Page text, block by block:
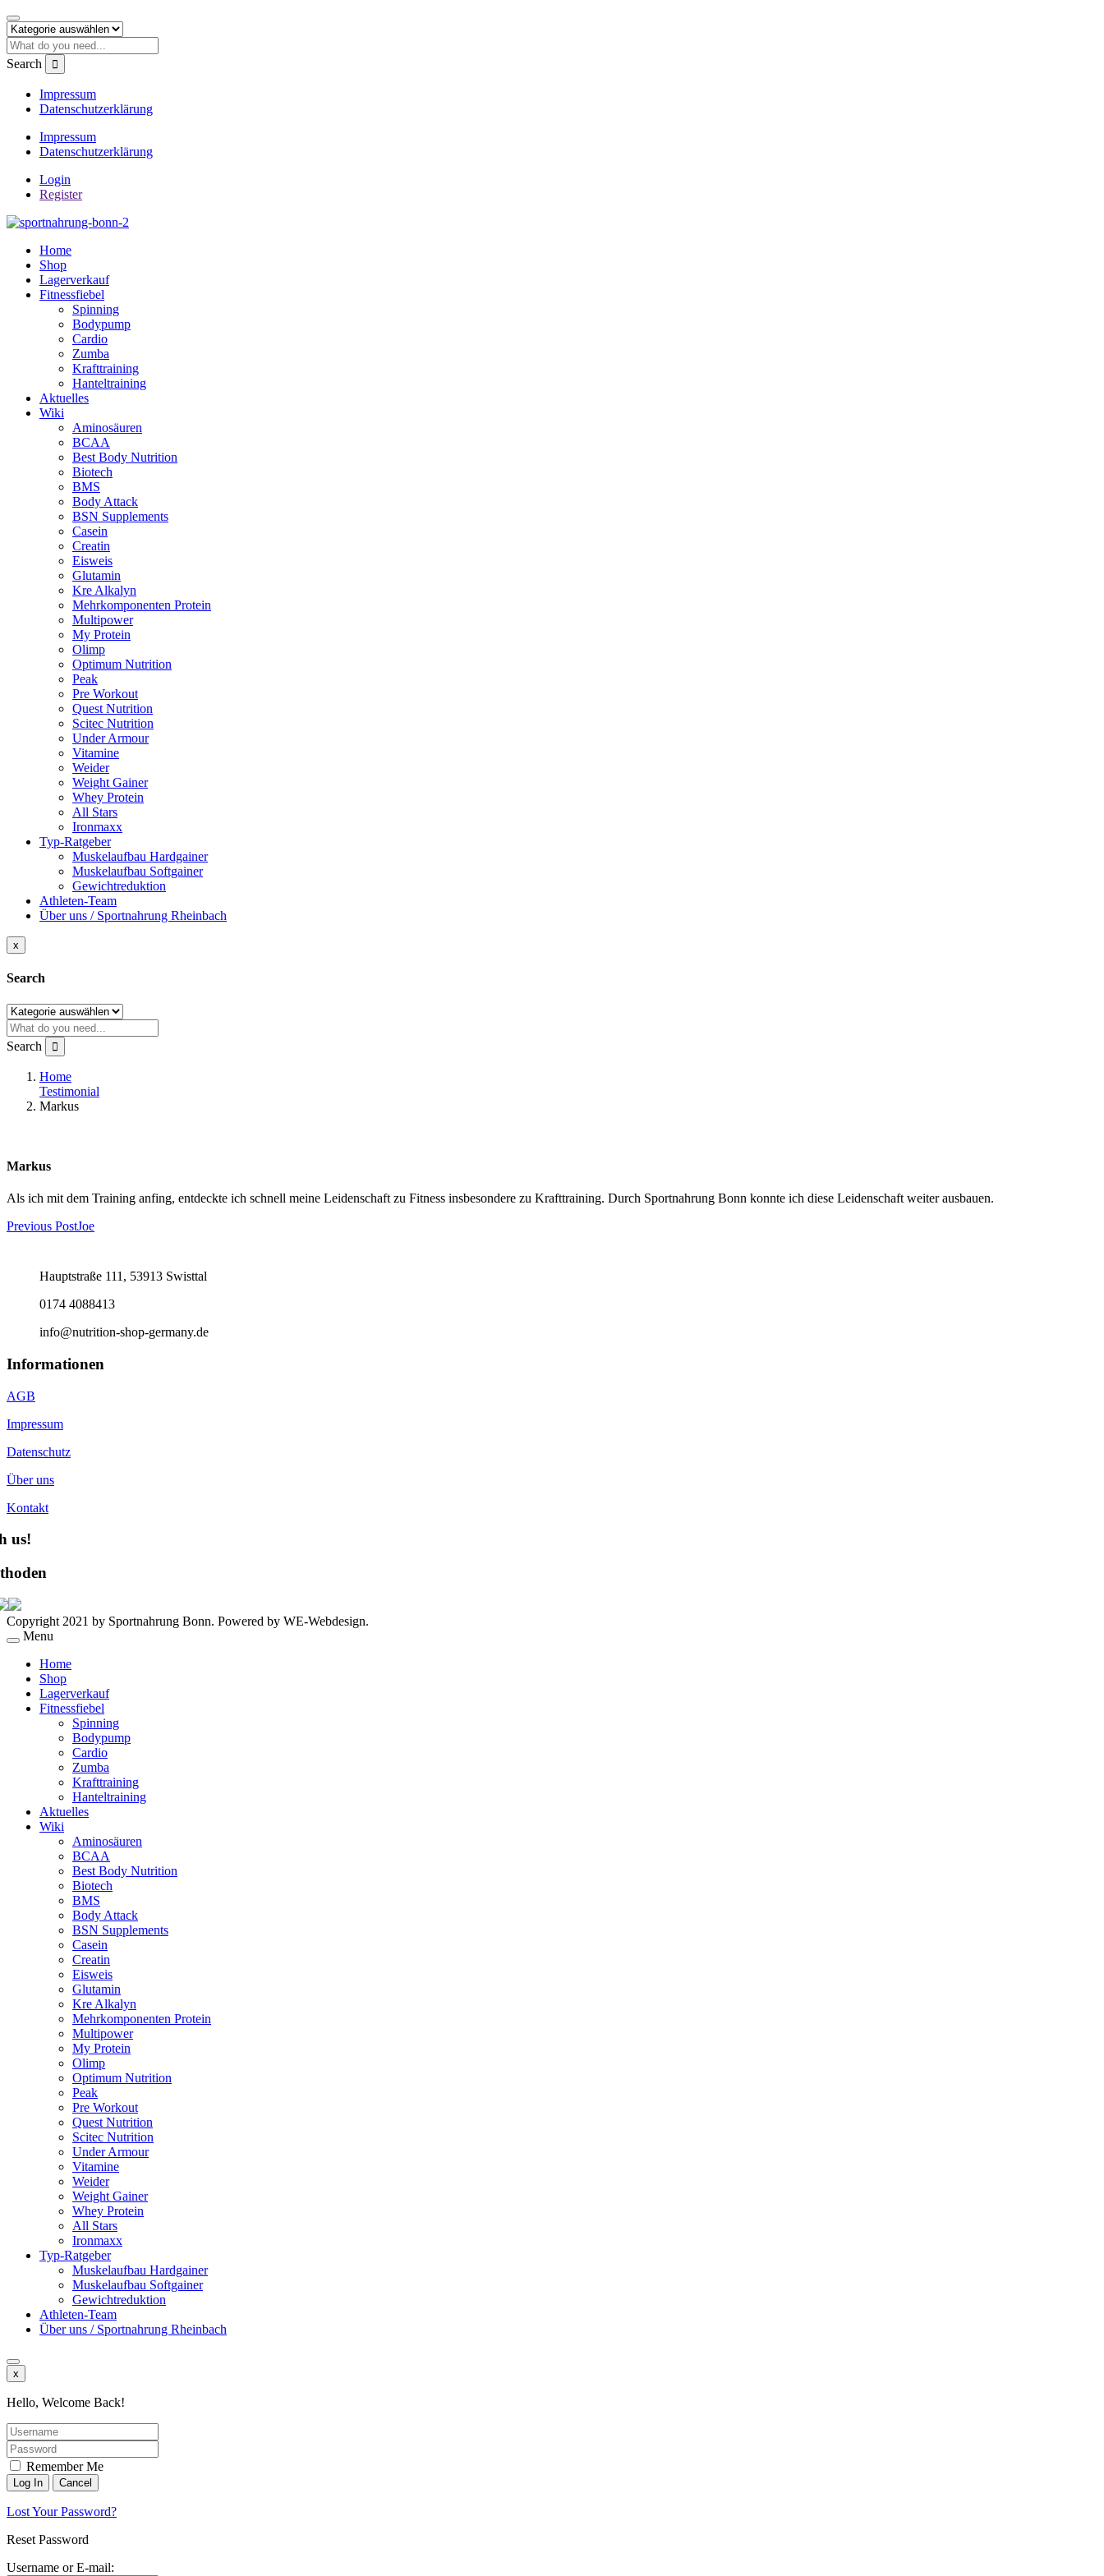
Search
Impressum
Datenschutzerklärung
Impressum
Datenschutzerklärung
Login
Register
Home
Shop
Lagerverkauf
Fitnessfiebel
Spinning
Bodypump
Cardio
Zumba
Krafttraining
Hanteltraining
Aktuelles
Wiki
Aminosäuren
BCAA
Best Body Nutrition
Biotech
BMS
Body Attack
BSN Supplements
Casein
Creatin
Eisweis
Glutamin
Kre Alkalyn
Mehrkomponenten Protein
Multipower
My Protein
Olimp
Optimum Nutrition
Peak
Pre Workout
Quest Nutrition
Scitec Nutrition
Under Armour
Vitamine
Weider
Weight Gainer
Whey Protein
All Stars
Ironmaxx
Typ-Ratgeber
Muskelaufbau Hardgainer
Muskelaufbau Softgainer
Gewichtreduktion
Athleten-Team
Über uns / Sportnahrung Rheinbach
x
Search
Search
Home
Testimonial
Markus
Markus
Als ich mit dem Training anfing, entdeckte ich schnell meine Leidenschaft zu Fitness insbesondere zu Krafttraining. Durch Sportnahrung Bonn konnte ich diese Leidenschaft weiter ausbauen.
Post
Previous PostJoe
Hauptstraße 111, 53913 Swisttal
0174 4088413
info@nutrition-shop-germany.de
Informationen
AGB
Impressum
Datenschutz
Über uns
Kontakt
us!
Copyright 2021 by Sportnahrung Bonn. Powered by WE-Webdesign.
Menu
Home
Shop
Lagerverkauf
Fitnessfiebel
Spinning
Bodypump
Cardio
Zumba
Krafttraining
Hanteltraining
Aktuelles
Wiki
Aminosäuren
BCAA
Best Body Nutrition
Biotech
BMS
Body Attack
BSN Supplements
Casein
Creatin
Eisweis
Glutamin
Kre Alkalyn
Mehrkomponenten Protein
Multipower
My Protein
Olimp
Optimum Nutrition
Peak
Pre Workout
Quest Nutrition
Scitec Nutrition
Under Armour
Vitamine
Weider
Weight Gainer
Whey Protein
All Stars
Ironmaxx
Typ-Ratgeber
Muskelaufbau Hardgainer
Muskelaufbau Softgainer
Gewichtreduktion
Athleten-Team
Über uns / Sportnahrung Rheinbach
x
Hello, Welcome Back!
Remember Me
Lost Your Password?
Reset Password
Username or E-mail: